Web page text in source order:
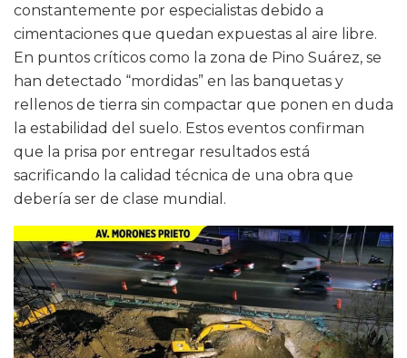
constantemente por especialistas debido a
cimentaciones que quedan expuestas al aire libre.
En puntos críticos como la zona de Pino Suárez, se
han detectado “mordidas” en las banquetas y
rellenos de tierra sin compactar que ponen en duda
la estabilidad del suelo. Estos eventos confirman
que la prisa por entregar resultados está
sacrificando la calidad técnica de una obra que
debería ser de clase mundial.